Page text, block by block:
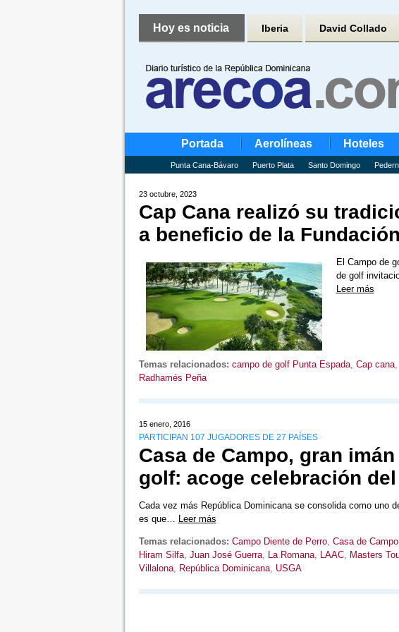
Hoy es noticia Iberia David Collado
Portada Aerolíneas Hoteles
Punta Cana-Bávaro Puerto Plata Santo Domingo
23 octubre, 2023
Cap Cana realizó su
a beneficio de la
El Campo de
de golf
Leer más
Temas relacionados: campo de golf Punta Espada, Cap cana,
Radhamés Peña
15 enero, 2016
PARTICIPAN 107 JUGADORES DE 27 PAÍSES
Casa de Campo, gran
golf: acoge celebración
Cada vez más República Dominicana se consolida como uno
es que… Leer más
Temas relacionados: Campo Diente de Perro, Casa de Campo
Hiram Silfa, Juan José Guerra, La Romana, LAAC, Masters
Villalona, República Dominicana, USGA